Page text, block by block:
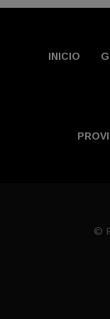
INICIO
©